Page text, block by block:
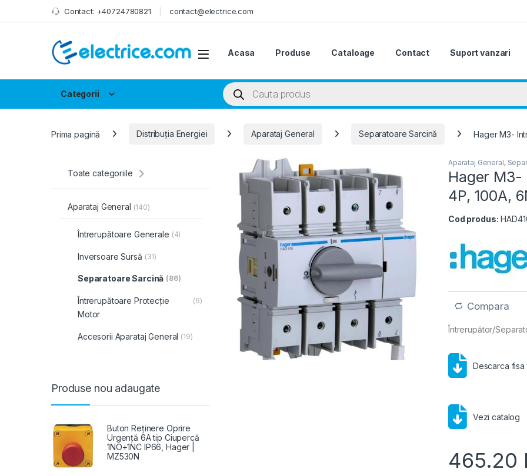
Skip to navigation
Skip to content Contact: +40724780821 contact@electrice.com
Acasa Produse Cataloage Contact Suport vanzari
Categorii
Products search
Prima pagină Distribuția Energiei Aparataj General Separatoare Sarcină Hager M3-
Aparataj General,
Hager
4P, 100A,
Cod produs:
Compara
Întrerupător/
Descarca fisa
Vezi catalog
465.20
Toate categoriile
Aparataj General (140)
Întrerupătoare Generale (4)
Inversoare Sursă (31)
Separatoare Sarcină (86)
Întrerupătoare Protecție
Motor
(6)
Accesorii Aparataj General (19)
Produse nou adaugate
Buton Reținere Oprire
Urgență 6A tip Ciupercă
1NO+1NC IP66, Hager |
MZ530N